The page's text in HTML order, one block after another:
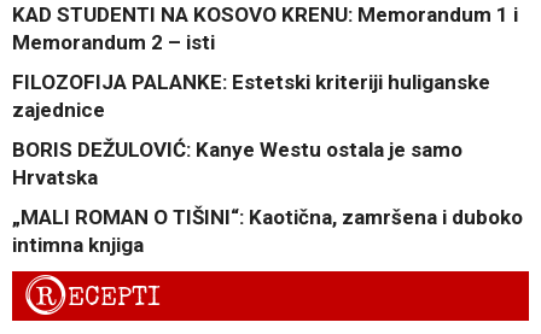
KAD STUDENTI NA KOSOVO KRENU: Memorandum 1 i
Memorandum 2 – isti
FILOZOFIJA PALANKE: Estetski kriteriji huliganske
zajednice
BORIS DEŽULOVIĆ: Kanye Westu ostala je samo
Hrvatska
„MALI ROMAN O TIŠINI“: Kaotična, zamršena i duboko
intimna knjiga
RECEPTI